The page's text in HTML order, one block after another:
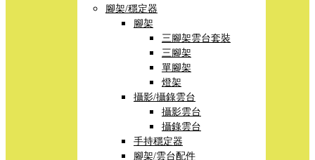
腳架/穩定器
腳架
三腳架雲台套裝
三腳架
單腳架
燈架
攝影/攝錄雲台
攝影雲台
攝錄雲台
手持穩定器
腳架/雲台配件